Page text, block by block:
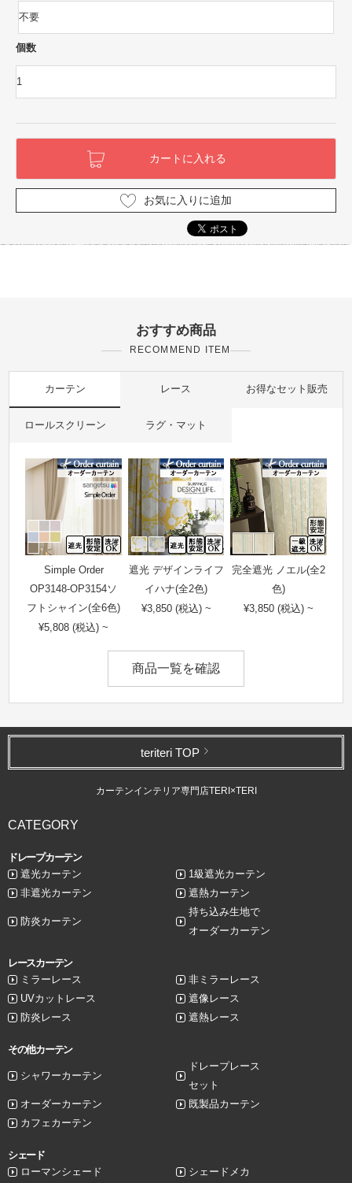
個数
お気に入りに追加
おすすめ商品
RECOMMEND ITEM
カーテン レース お得なセット販売
ロールスクリーン ラグ・マット
Simple Order
OP3148-OP3154ソ
フトシャイン(全6色)
¥5,808 (税込) ~
遮光 デザインライフ
イハナ(全2色)
¥3,850 (税込) ~
完全遮光 ノエル(全2
色)
¥3,850 (税込) ~
商品一覧を確認
teriteri TOP
カーテンインテリア専門店TERI×TERI
CATEGORY
ドレープカーテン
遮光カーテン
1級遮光カーテン
非遮光カーテン
遮熱カーテン
防炎カーテン
持ち込み生地で
オーダーカーテン
レースカーテン
ミラーレース
非ミラーレース
UVカットレース
遮像レース
防炎レース
遮熱レース
その他カーテン
シャワーカーテン
ドレープレース
セット
オーダーカーテン
既製品カーテン
カフェカーテン
シェード
ローマンシェード
シェードメカ